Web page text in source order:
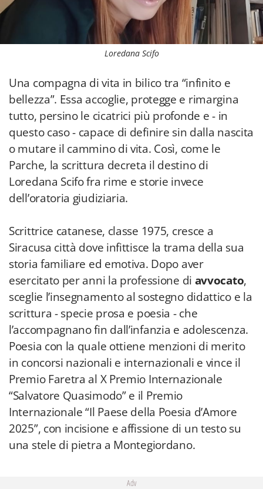
Loredana Scifo
Una compagna di vita in bilico tra “infinito e
bellezza”. Essa accoglie, protegge e rimargina
tutto, persino le cicatrici più profonde e - in
questo caso - capace di definire sin dalla nascita
o mutare il cammino di vita. Così, come le
Parche, la scrittura decreta il destino di
Loredana Scifo fra rime e storie invece
dell’oratoria giudiziaria.
Scrittrice catanese, classe 1975, cresce a
Siracusa città dove infittisce la trama della sua
storia familiare ed emotiva. Dopo aver
esercitato per anni la professione di avvocato,
sceglie l’insegnamento al sostegno didattico e la
scrittura - specie prosa e poesia - che
l’accompagnano fin dall’infanzia e adolescenza.
Poesia con la quale ottiene menzioni di merito
in concorsi nazionali e internazionali e vince il
Premio Faretra al X Premio Internazionale
“Salvatore Quasimodo” e il Premio
Internazionale “Il Paese della Poesia d’Amore
2025”, con incisione e affissione di un testo su
una stele di pietra a Montegiordano.
Adv